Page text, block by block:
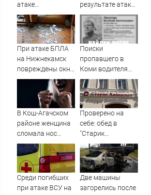
атаке
беспилотников на
Нижнекамск
выросло до 13
результате атаки
дронов ВСУ на
Нижнекамск -
Новости на
Вести.ru
При атаке БПЛА
на Нижнекамск
повреждены окна
и рамы в жилых
Поиски
пропавшего в
Коми водителя
грузовика
прекращены
В Кош-Агачском
районе женщина
сломала нос
своей бывшей
свекрови
Проверено на
себе: обед в
"Старик
Хинкалыч"
Среди погибших
при атаке ВСУ на
Две машины
загорелись после